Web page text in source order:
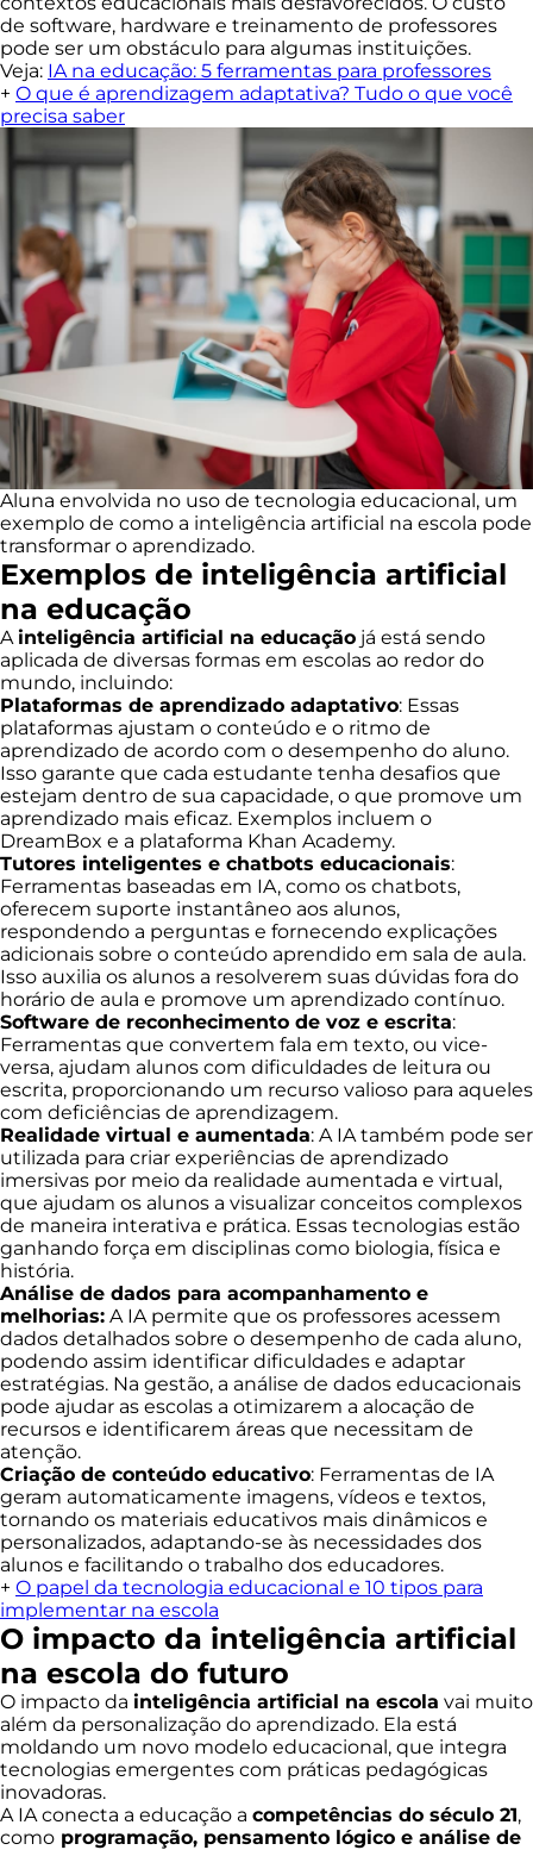
de software, hardware e treinamento de professores
pode ser um obstáculo para algumas instituições.
Veja: IA na educação: 5 ferramentas para professores
+ O que é aprendizagem adaptativa? Tudo o que você
precisa saber
Aluna envolvida no uso de tecnologia educacional, um
exemplo de como a inteligência artificial na escola pode
transformar o aprendizado.
Exemplos de inteligência artificial
na educação
A inteligência artificial na educação já está sendo
aplicada de diversas formas em escolas ao redor do
mundo, incluindo:
Plataformas de aprendizado adaptativo: Essas
plataformas ajustam o conteúdo e o ritmo de
aprendizado de acordo com o desempenho do aluno.
Isso garante que cada estudante tenha desafios que
estejam dentro de sua capacidade, o que promove um
aprendizado mais eficaz. Exemplos incluem o
DreamBox e a plataforma Khan Academy.
Tutores inteligentes e chatbots educacionais:
Ferramentas baseadas em IA, como os chatbots,
oferecem suporte instantâneo aos alunos,
respondendo a perguntas e fornecendo explicações
adicionais sobre o conteúdo aprendido em sala de aula.
Isso auxilia os alunos a resolverem suas dúvidas fora do
horário de aula e promove um aprendizado contínuo.
Software de reconhecimento de voz e escrita:
Ferramentas que convertem fala em texto, ou vice-
versa, ajudam alunos com dificuldades de leitura ou
escrita, proporcionando um recurso valioso para aqueles
com deficiências de aprendizagem.
Realidade virtual e aumentada: A IA também pode ser
utilizada para criar experiências de aprendizado
imersivas por meio da realidade aumentada e virtual,
que ajudam os alunos a visualizar conceitos complexos
de maneira interativa e prática. Essas tecnologias estão
ganhando força em disciplinas como biologia, física e
história.
Análise de dados para acompanhamento e
melhorias: A IA permite que os professores acessem
dados detalhados sobre o desempenho de cada aluno,
podendo assim identificar dificuldades e adaptar
estratégias. Na gestão, a análise de dados educacionais
pode ajudar as escolas a otimizarem a alocação de
recursos e identificarem áreas que necessitam de
atenção.
Criação de conteúdo educativo: Ferramentas de IA
geram automaticamente imagens, vídeos e textos,
tornando os materiais educativos mais dinâmicos e
personalizados, adaptando-se às necessidades dos
alunos e facilitando o trabalho dos educadores.
+ O papel da tecnologia educacional e 10 tipos para
implementar na escola
O impacto da inteligência artificial
na escola do futuro
O impacto da inteligência artificial na escola vai muito
além da personalização do aprendizado. Ela está
moldando um novo modelo educacional, que integra
tecnologias emergentes com práticas pedagógicas
inovadoras.
A IA conecta a educação a competências do século 21,
como programação, pensamento lógico e análise de